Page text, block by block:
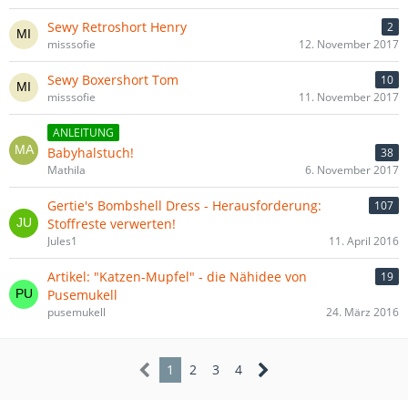
Sewy Retroshort Henry
2
misssofie
12. November 2017
Sewy Boxershort Tom
10
misssofie
11. November 2017
ANLEITUNG
Babyhalstuch!
38
Mathila
6. November 2017
Gertie's Bombshell Dress - Herausforderung:
Stoffreste verwerten!
107
Jules1 11. April 2016
Artikel: "Katzen-Mupfel" - die Nähidee von
Pusemukell
19
pusemukell 24. März 2016
1 2 3 4